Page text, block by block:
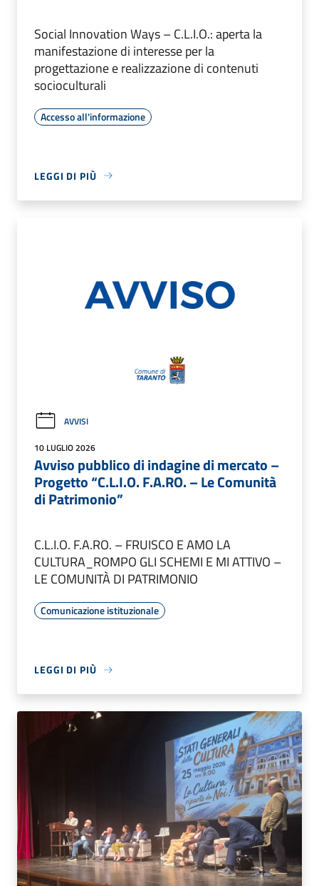
Social Innovation Ways – C.L.I.O.: aperta la
manifestazione di interesse per la
progettazione e realizzazione di contenuti
socioculturali
Accesso all'informazione
LEGGI DI PIÙ
AVVISI
10 LUGLIO 2026
Avviso pubblico di indagine di mercato –
Progetto “C.L.I.O. F.A.RO. – Le Comunità
di Patrimonio”
C.L.I.O. F.A.RO. – FRUISCO E AMO LA
CULTURA_ROMPO GLI SCHEMI E MI ATTIVO –
LE COMUNITÀ DI PATRIMONIO
Comunicazione istituzionale
LEGGI DI PIÙ